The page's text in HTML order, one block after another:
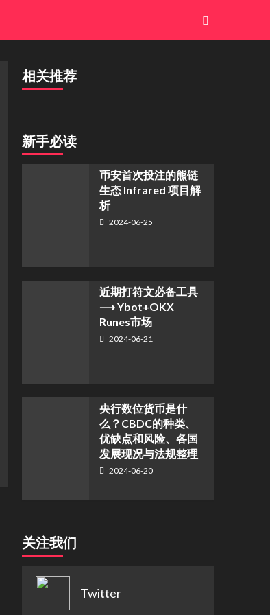
相关推荐
新手必读
币安首次投注的熊链
生态 Infrared 项目解
析
2024-06-25
近期打符文必备工具
⟶ Ybot+OKX
Runes市场
2024-06-21
央行数位货币是什
么？CBDC的种类、
优缺点和风险、各国
发展现况与法规整理
2024-06-20
关注我们
Twitter